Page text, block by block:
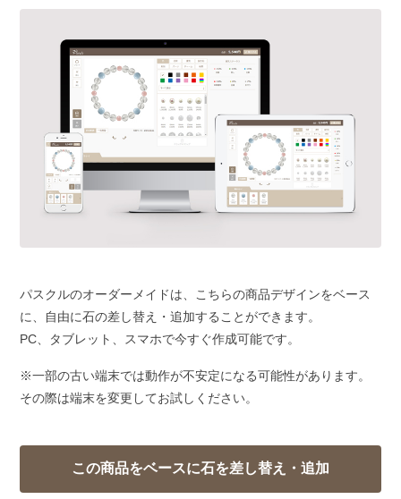
パスクルのオーダーメイドは、こちらの商品デザインをベース
に、自由に石の差し替え・追加することができます。
PC、タブレット、スマホで今すぐ作成可能です。
※一部の古い端末では動作が不安定になる可能性があります。
その際は端末を変更してお試しください。